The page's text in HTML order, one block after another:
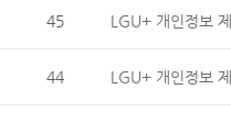
45 LGU+ 개인정보
44 LGU+ 개인